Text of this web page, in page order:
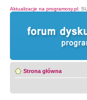
Aktualizacje na programosy.pl:
Strona główna